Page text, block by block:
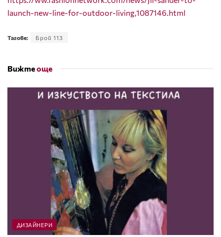
launch-new-line-for-outdoor-living,1087146.html
Тагове: Брой 113
Вижтеоще
ДИЗАЙНЕРИ